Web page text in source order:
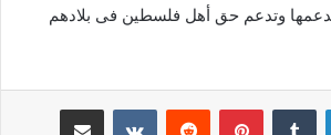
وتدعم حق أهل فلسطين فى بلادهم
لينكدإن بينتيريست مشاركة عبر البريد